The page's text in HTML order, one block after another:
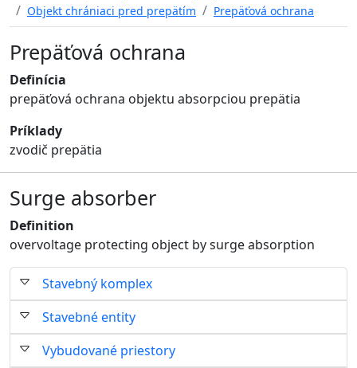
Stavebný komplex
Stavebné entity
Vybudované priestory
Objekt chrániaci pred prepätím
Prepäťová ochrana
Prepäťová ochrana
Definícia
prepäťová ochrana objektu absorpciou prepätia
Príklady
zvodič prepätia
Surge absorber
Definition
overvoltage protecting object by surge absorption